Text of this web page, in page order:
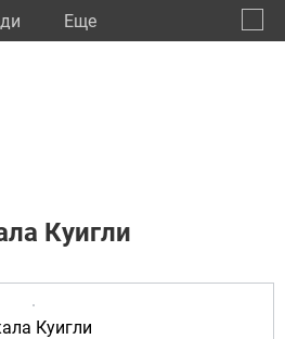
Eще
Куигли
Куигли